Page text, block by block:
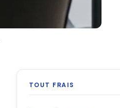
TOUT FRAIS